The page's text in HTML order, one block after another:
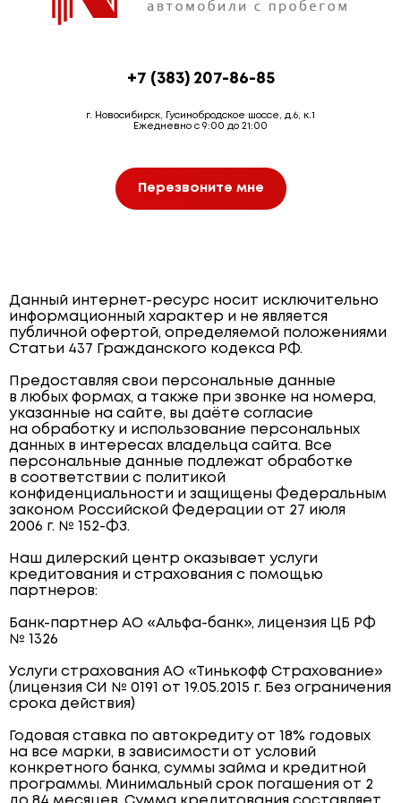
+7 (383) 207-86-85
г. Новосибирск, Гусинобродское шоссе, д.6, к.1
Ежедневно с 9:00 до 21:00
Перезвоните мне
Данный интернет-ресурс носит исключительно
информационный характер и не является
публичной офертой, определяемой положениями
Статьи 437 Гражданского кодекса РФ.
Предоставляя свои персональные данные
в любых формах, а также при звонке на номера,
указанные на сайте, вы даёте согласие
на обработку и использование персональных
данных в интересах владельца сайта. Все
персональные данные подлежат обработке
в соответствии с политикой
конфиденциальности и защищены Федеральным
законом Российской Федерации от 27 июля
2006 г. № 152-ФЗ.
Наш дилерский центр оказывает услуги
кредитования и страхования с помощью
партнеров:
Банк-партнер АО «Альфа-банк», лицензия ЦБ РФ
№ 1326
Услуги страхования АО «Тинькофф Страхование»
(лицензия СИ № 0191 от 19.05.2015 г. Без ограничения
срока действия)
Годовая ставка по автокредиту от 18% годовых
на все марки, в зависимости от условий
конкретного банка, суммы займа и кредитной
программы. Минимальный срок погашения от 2